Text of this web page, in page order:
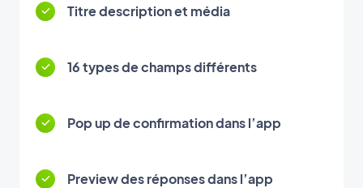
Titre description et média
16 types de champs différents
Pop up de confirmation dans l’app
Preview des réponses dans l’app